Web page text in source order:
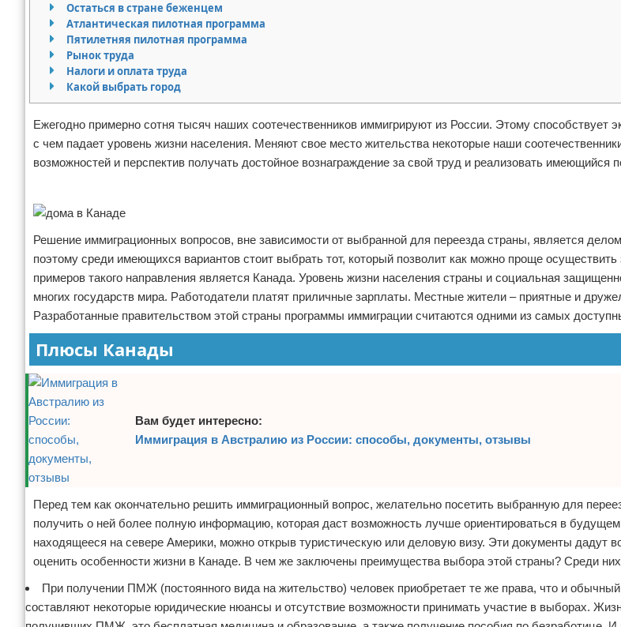
Условия предоставления информации
Отказ от ответственности
Остаться в стране беженцем
Атлантическая пилотная программа
Пятилетняя пилотная программа
Рынок труда
Налоги и оплата труда
Какой выбрать город
Ежегодно примерно сотня тысяч наших соотечественников иммигрируют из России. Этому способствует
с чем падает уровень жизни населения. Меняют свое место жительства некоторые наши
возможностей и перспектив получать достойное вознаграждение за свой труд и реализовать имеющийся
Решение иммиграционных вопросов, вне зависимости от выбранной для переезда страны, является
поэтому среди имеющихся вариантов стоит выбрать тот, который позволит как можно проще
примеров такого направления является Канада. Уровень жизни населения страны и социальная
многих государств мира. Работодатели платят приличные зарплаты. Местные жители – приятные и
Разработанные правительством этой страны программы иммиграции считаются одними из самых
Плюсы Канады
Вам будет интересно:
Иммиграция в Австралию из России: способы, документы, отзывы
Перед тем как окончательно решить иммиграционный вопрос, желательно посетить выбранную для
получить о ней более полную информацию, которая даст возможность лучше ориентироваться в
находящееся на севере Америки, можно открыв туристическую или деловую визу. Эти документы дадут
оценить особенности жизни в Канаде. В чем же заключены преимущества выбора этой страны? Среди
При получении ПМЖ (постоянного вида на жительство) человек приобретает те же права, что и
составляют некоторые юридические нюансы и отсутствие возможности принимать участие в выборах.